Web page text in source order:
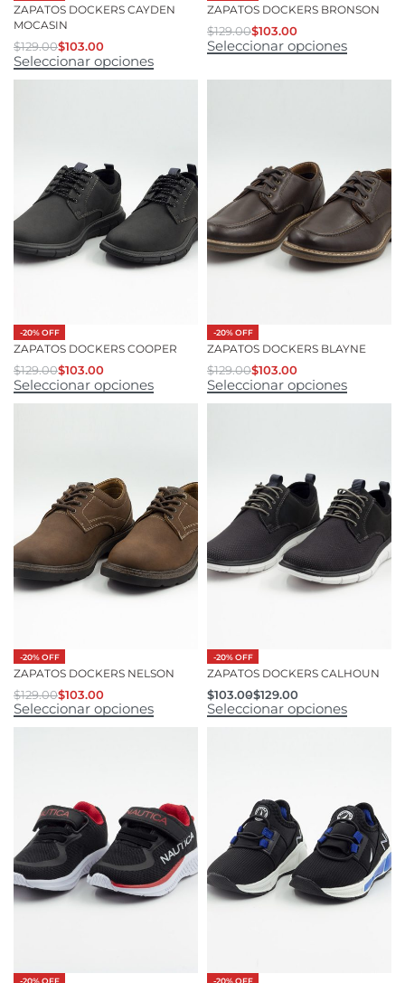
ZAPATOS DOCKERS CAYDEN
MOCASIN
$129.00$103.00
Seleccionar opciones
ZAPATOS DOCKERS BRONSON
$129.00$103.00
Seleccionar opciones
-20% OFF
ZAPATOS DOCKERS COOPER
$129.00$103.00
Seleccionar opciones
-20% OFF
ZAPATOS DOCKERS BLAYNE
$129.00$103.00
Seleccionar opciones
-20% OFF
ZAPATOS DOCKERS NELSON
$129.00$103.00
Seleccionar opciones
-20% OFF
ZAPATOS DOCKERS CALHOUN
$103.00$129.00
Seleccionar opciones
-20% OFF -20% OFF